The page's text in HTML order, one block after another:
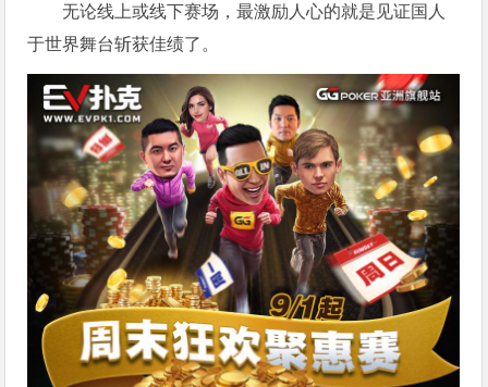
无论线上或线下赛场，最激励人心的就是见证国人
于世界舞台斩获佳绩了。